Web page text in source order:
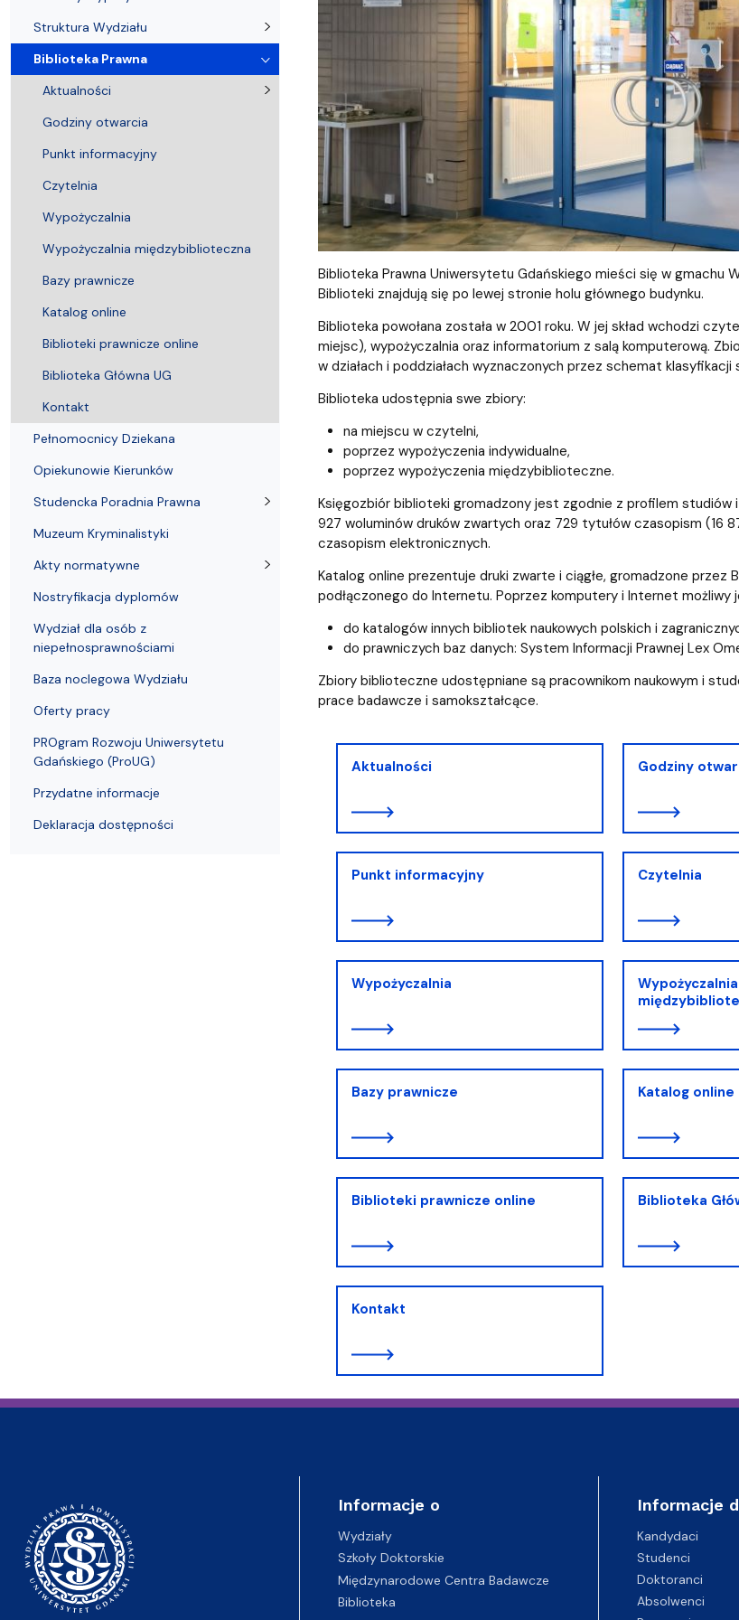
Biblioteka Prawna Uniwersytetu Gdańskiego mieści się w gmachu
Biblioteki znajdują się po lewej stronie holu głównego budynku.
Biblioteka powołana została w 2001 roku. W jej skład wchodzi
miejsc), wypożyczalnia oraz informatorium z salą komputerową.
w działach i poddziałach wyznaczonych przez schemat klasyfikacji
Biblioteka udostępnia swe zbiory:
na miejscu w czytelni,
poprzez wypożyczenia indywidualne,
poprzez wypożyczenia międzybiblioteczne.
Księgozbiór biblioteki gromadzony jest zgodnie z profilem studiów
927 woluminów druków zwartych oraz 729 tytułów czasopism (16
czasopism elektronicznych.
Katalog online prezentuje druki zwarte i ciągłe, gromadzone
podłączonego do Internetu. Poprzez komputery i Internet możliwy
do katalogów innych bibliotek naukowych polskich i
do prawniczych baz danych: System Informacji Prawnej Lex
Zbiory biblioteczne udostępniane są pracownikom naukowym i
prace badawcze i samokształcące.
Aktualności Godziny
Punkt informacyjny Czytelnia
Wypożyczalnia
Wypożyczalnia
Bazy prawnicze Katalog online
Biblioteki prawnicze online Biblioteka
Kontakt
Struktura Wydziału
Biblioteka Prawna
Aktualności
Godziny otwarcia
Punkt informacyjny
Czytelnia
Wypożyczalnia
Wypożyczalnia międzybiblioteczna
Bazy prawnicze
Katalog online
Biblioteki prawnicze online
Biblioteka Główna UG
Kontakt
Pełnomocnicy Dziekana
Opiekunowie Kierunków
Studencka Poradnia Prawna
Muzeum Kryminalistyki
Akty normatywne
Nostryfikacja dyplomów
Wydział dla osób z
niepełnosprawnościami
Baza noclegowa Wydziału
Oferty pracy
PROgram Rozwoju Uniwersytetu
Gdańskiego (ProUG)
Przydatne informacje
Deklaracja dostępności
Informacje o
Wydziały
Szkoły Doktorskie
Międzynarodowe Centra Badawcze
Biblioteka
Informacje
Kandydaci
Studenci
Doktoranci
Absolwenci